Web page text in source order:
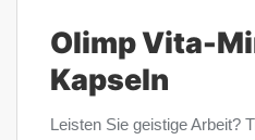
Olimp Vita-
Kapseln
Leisten Sie geistige Arbeit?